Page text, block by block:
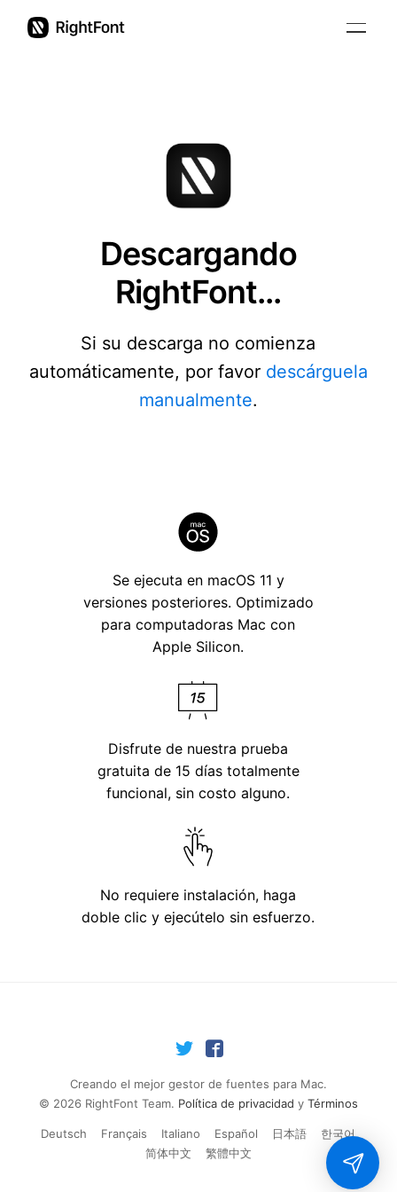
Descargando
RightFont...
Si su descarga no comienza
automáticamente, por favor descárguela
manualmente.
Se ejecuta en macOS 11 y
versiones posteriores. Optimizado
para computadoras Mac con
Apple Silicon.
Disfrute de nuestra prueba
gratuita de 15 días totalmente
funcional, sin costo alguno.
No requiere instalación, haga
doble clic y ejecútelo sin esfuerzo.
Creando el mejor gestor de fuentes para Mac.
© 2026 RightFont Team. Política de privacidad y Términos
Deutsch Français Italiano Español 日本語
한국어
简体中文
繁體中文